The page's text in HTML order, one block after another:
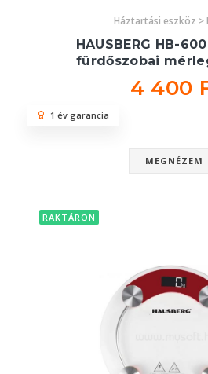
Háztartási eszköz >
HAUSBERG HB-
fürdőszobai
4 400
MEGNÉZEM
1 év garancia
RAKTÁRON